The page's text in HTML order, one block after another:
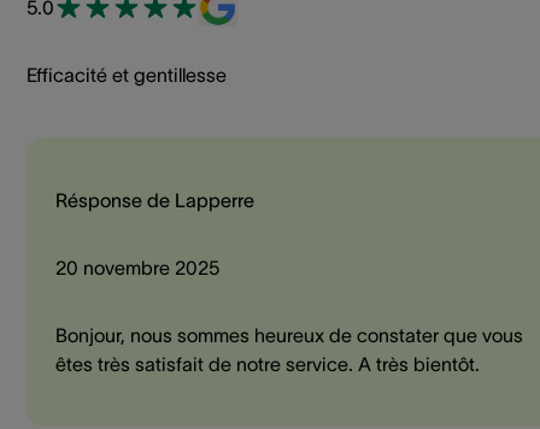
5.0
Efficacité et gentillesse
Résponse de Lapperre
20 novembre 2025
Bonjour, nous sommes heureux de constater que vous
êtes très satisfait de notre service. A très bientôt.